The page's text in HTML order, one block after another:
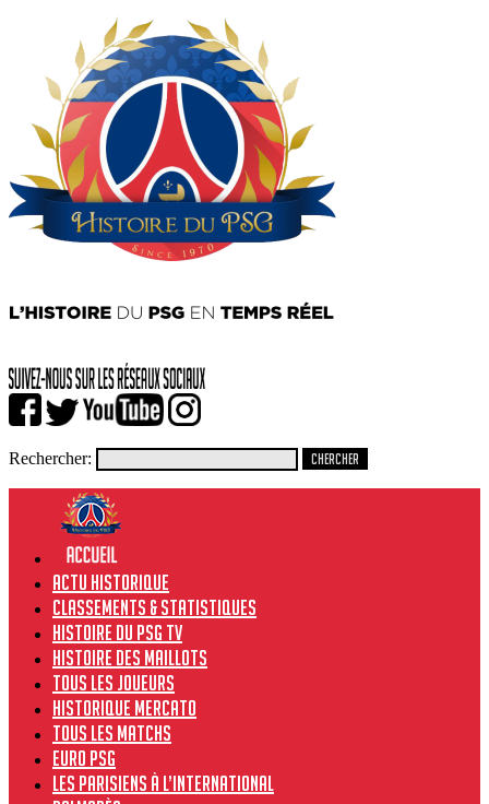
Rechercher:
Actu historique
Classements & Statistiques
Histoire du PSG TV
Histoire des maillots
Tous les joueurs
Historique Mercato
Tous les matchs
Euro PSG
Les Parisiens à l’international